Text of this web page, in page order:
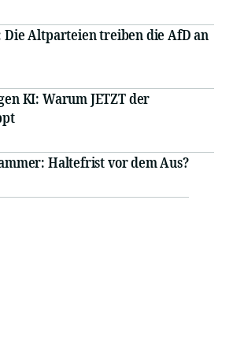
Die Altparteien treiben die AfD an
KI: Warum JETZT der
Haltefrist vor dem Aus?